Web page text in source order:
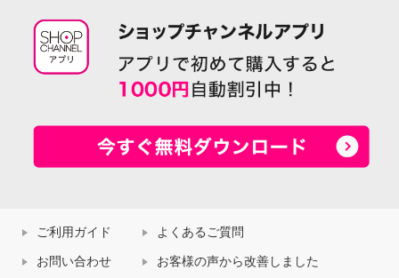
ご利用ガイド よくあるご質問
お問い合わせ お客様の声から改善しました